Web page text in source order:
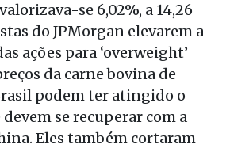
se 6,02%, a 14,26
do JPMorgan elevarem a
ações para ‘overweight’
da carne bovina de
podem ter atingido o
se recuperar com a
Eles também cortaram